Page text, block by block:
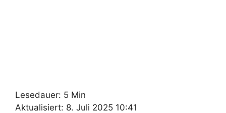
Lesedauer: 5 Min
Aktualisiert: 8. Juli 2025 10:41